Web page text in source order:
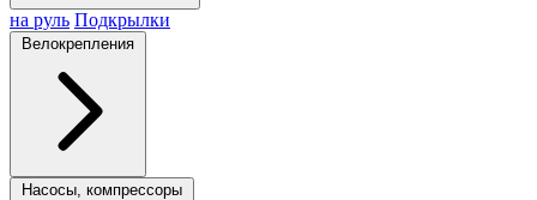
на руль Подкрылки
Велокрепления
Насосы, компрессоры